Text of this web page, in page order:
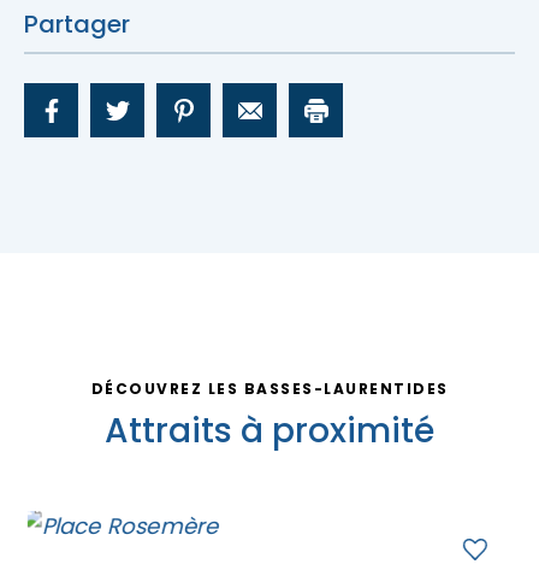
Partager
DÉCOUVREZ LES BASSES-LAURENTIDES
Attraits à proximité